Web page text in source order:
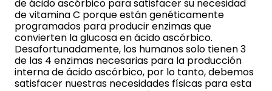
de ácido ascórbico para satisfacer su necesidad
de vitamina C porque están genéticamente
programados para producir enzimas que
convierten la glucosa en ácido ascórbico.
Desafortunadamente, los humanos solo tienen 3
de las 4 enzimas necesarias para la producción
interna de ácido ascórbico, por lo tanto, debemos
satisfacer nuestras necesidades físicas para esta